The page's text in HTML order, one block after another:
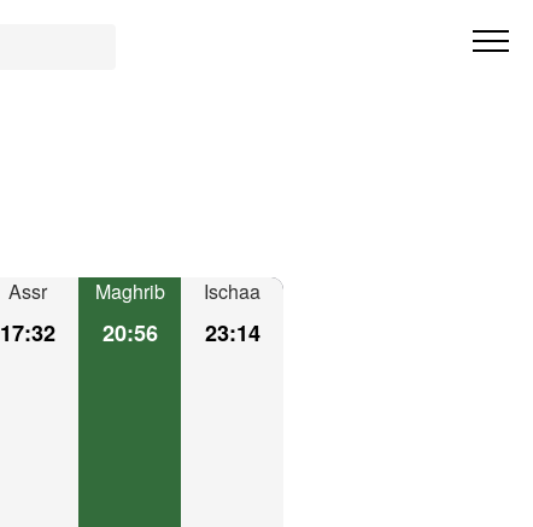
Assr
17:32
Maghrib
20:56
Ischaa
23:14